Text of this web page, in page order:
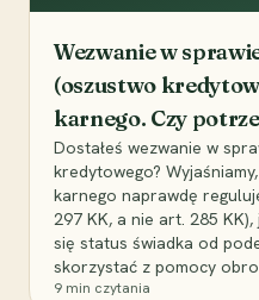
Wezwanie w
(oszustwo
karnego. Czy
Dostałeś wezwanie w
kredytowego?
karnego naprawdę
297 KK, a nie art. 285
się status świadka od
skorzystać z pomocy
9 min czytania